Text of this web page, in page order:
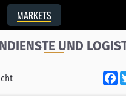
MARKETS
UND